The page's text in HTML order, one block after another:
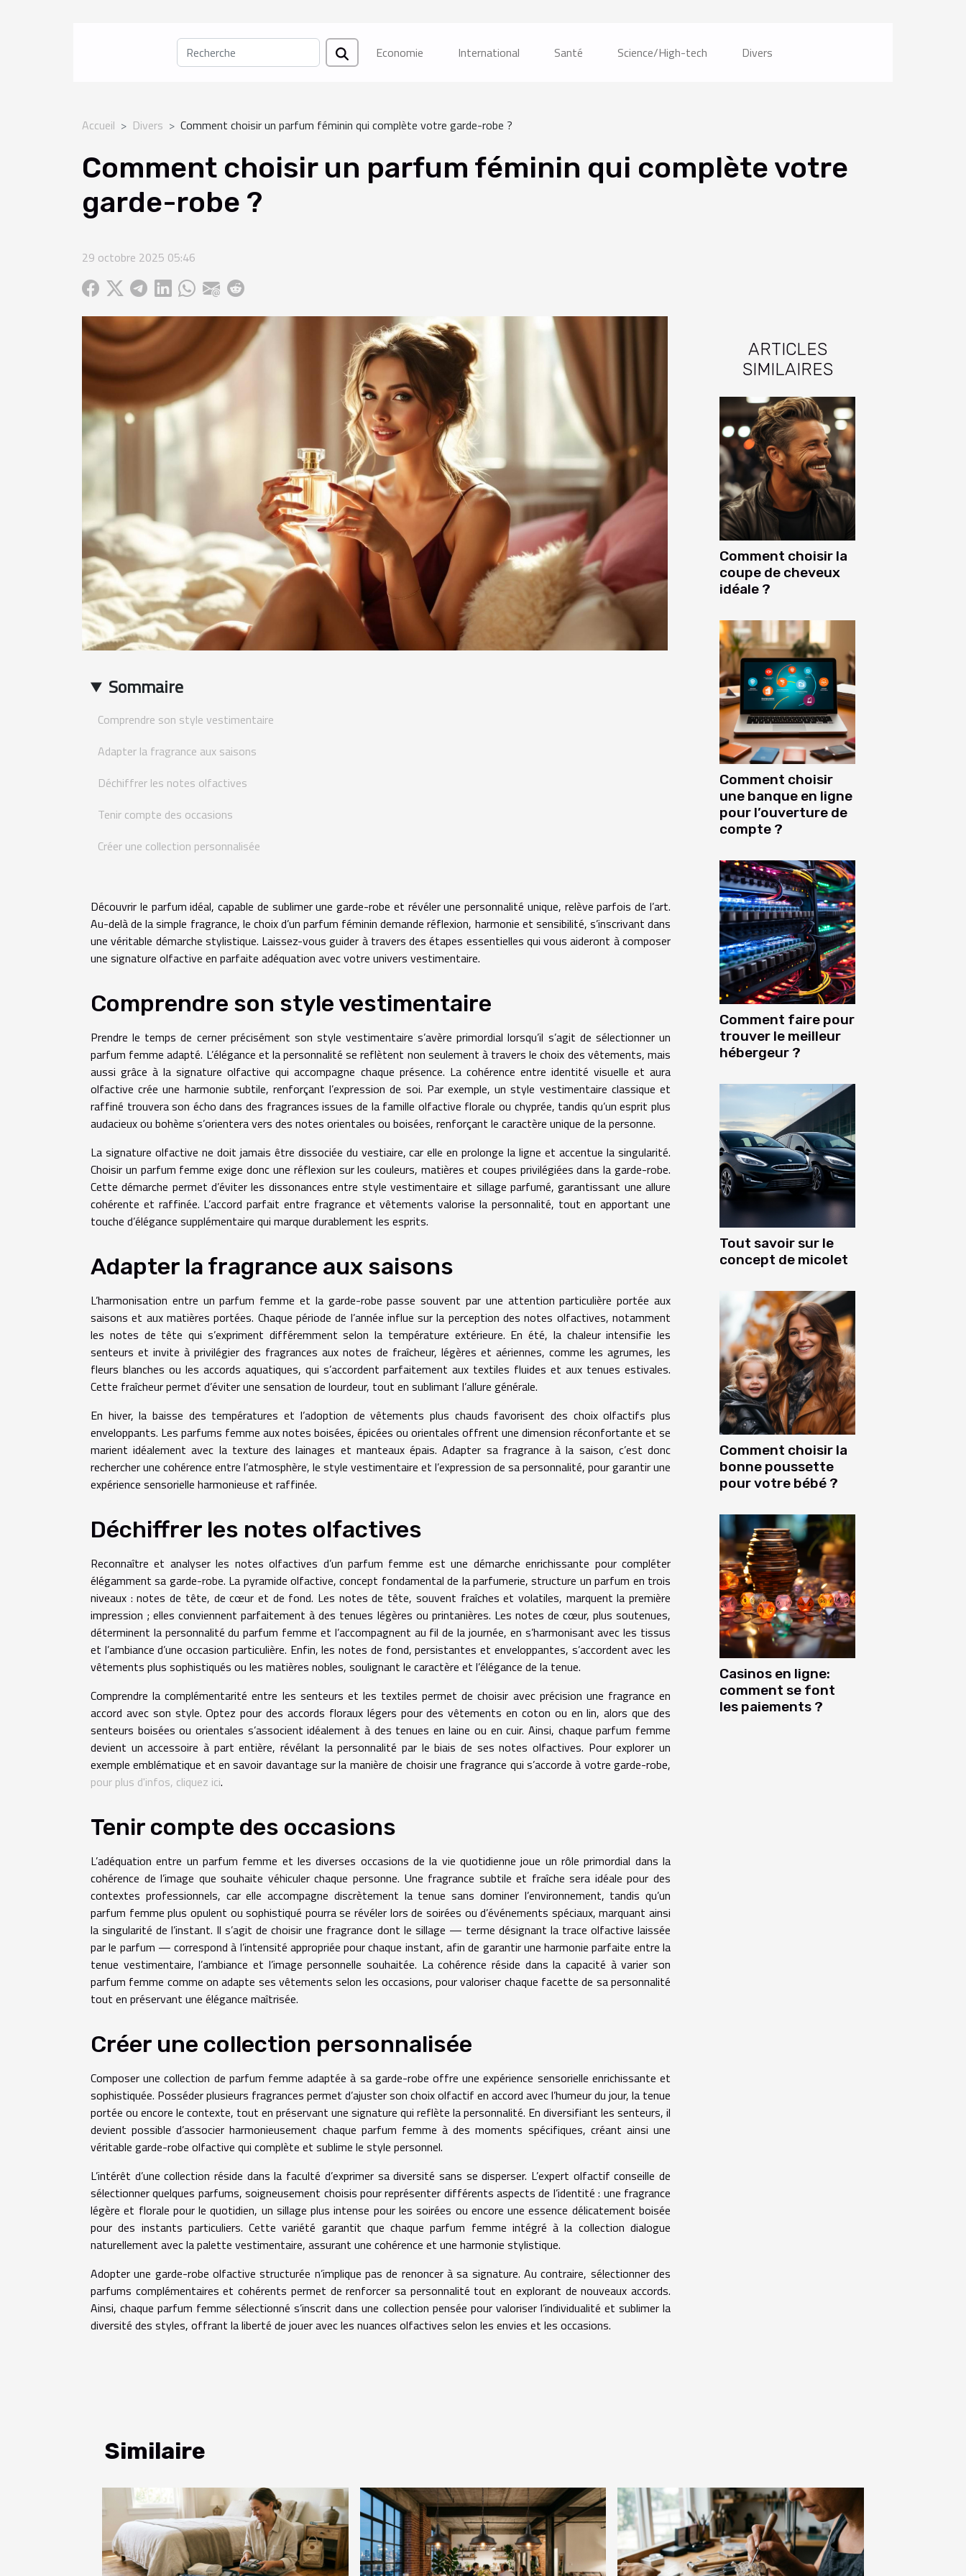
Economie International Santé Science/High-tech Divers
Accueil Divers Comment choisir un parfum féminin qui complète votre garde-robe ?
Comment choisir un parfum féminin qui complète votre
garde-robe ?
29 octobre 2025 05:46
Sommaire
Comprendre son style vestimentaire
Adapter la fragrance aux saisons
Déchiffrer les notes olfactives
Tenir compte des occasions
Créer une collection personnalisée
Découvrir le parfum idéal, capable de sublimer une garde-robe et révéler une personnalité unique, relève parfois de l’art.
Au-delà de la simple fragrance, le choix d’un parfum féminin demande réflexion, harmonie et sensibilité, s’inscrivant dans
une véritable démarche stylistique. Laissez-vous guider à travers des étapes essentielles qui vous aideront à composer
une signature olfactive en parfaite adéquation avec votre univers vestimentaire.
Comprendre son style vestimentaire
Prendre le temps de cerner précisément son style vestimentaire s’avère primordial lorsqu’il s’agit de sélectionner un
parfum femme adapté. L’élégance et la personnalité se reflètent non seulement à travers le choix des vêtements, mais
aussi grâce à la signature olfactive qui accompagne chaque présence. La cohérence entre identité visuelle et aura
olfactive crée une harmonie subtile, renforçant l’expression de soi. Par exemple, un style vestimentaire classique et
raffiné trouvera son écho dans des fragrances issues de la famille olfactive florale ou chyprée, tandis qu’un esprit plus
audacieux ou bohème s’orientera vers des notes orientales ou boisées, renforçant le caractère unique de la personne.
La signature olfactive ne doit jamais être dissociée du vestiaire, car elle en prolonge la ligne et accentue la singularité.
Choisir un parfum femme exige donc une réflexion sur les couleurs, matières et coupes privilégiées dans la garde-robe.
Cette démarche permet d’éviter les dissonances entre style vestimentaire et sillage parfumé, garantissant une allure
cohérente et raffinée. L’accord parfait entre fragrance et vêtements valorise la personnalité, tout en apportant une
touche d’élégance supplémentaire qui marque durablement les esprits.
Adapter la fragrance aux saisons
L’harmonisation entre un parfum femme et la garde-robe passe souvent par une attention particulière portée aux
saisons et aux matières portées. Chaque période de l’année influe sur la perception des notes olfactives, notamment
les notes de tête qui s’expriment différemment selon la température extérieure. En été, la chaleur intensifie les
senteurs et invite à privilégier des fragrances aux notes de fraîcheur, légères et aériennes, comme les agrumes, les
fleurs blanches ou les accords aquatiques, qui s’accordent parfaitement aux textiles fluides et aux tenues estivales.
Cette fraîcheur permet d’éviter une sensation de lourdeur, tout en sublimant l’allure générale.
En hiver, la baisse des températures et l’adoption de vêtements plus chauds favorisent des choix olfactifs plus
enveloppants. Les parfums femme aux notes boisées, épicées ou orientales offrent une dimension réconfortante et se
marient idéalement avec la texture des lainages et manteaux épais. Adapter sa fragrance à la saison, c’est donc
rechercher une cohérence entre l’atmosphère, le style vestimentaire et l’expression de sa personnalité, pour garantir une
expérience sensorielle harmonieuse et raffinée.
Déchiffrer les notes olfactives
Reconnaître et analyser les notes olfactives d’un parfum femme est une démarche enrichissante pour compléter
élégamment sa garde-robe. La pyramide olfactive, concept fondamental de la parfumerie, structure un parfum en trois
niveaux : notes de tête, de cœur et de fond. Les notes de tête, souvent fraîches et volatiles, marquent la première
impression ; elles conviennent parfaitement à des tenues légères ou printanières. Les notes de cœur, plus soutenues,
déterminent la personnalité du parfum femme et l’accompagnent au fil de la journée, en s’harmonisant avec les tissus
et l’ambiance d’une occasion particulière. Enfin, les notes de fond, persistantes et enveloppantes, s’accordent avec les
vêtements plus sophistiqués ou les matières nobles, soulignant le caractère et l’élégance de la tenue.
Comprendre la complémentarité entre les senteurs et les textiles permet de choisir avec précision une fragrance en
accord avec son style. Optez pour des accords floraux légers pour des vêtements en coton ou en lin, alors que des
senteurs boisées ou orientales s’associent idéalement à des tenues en laine ou en cuir. Ainsi, chaque parfum femme
devient un accessoire à part entière, révélant la personnalité par le biais de ses notes olfactives. Pour explorer un
exemple emblématique et en savoir davantage sur la manière de choisir une fragrance qui s’accorde à votre garde-robe,
pour plus d'infos, cliquez ici.
Tenir compte des occasions
L’adéquation entre un parfum femme et les diverses occasions de la vie quotidienne joue un rôle primordial dans la
cohérence de l’image que souhaite véhiculer chaque personne. Une fragrance subtile et fraîche sera idéale pour des
contextes professionnels, car elle accompagne discrètement la tenue sans dominer l’environnement, tandis qu’un
parfum femme plus opulent ou sophistiqué pourra se révéler lors de soirées ou d’événements spéciaux, marquant ainsi
la singularité de l’instant. Il s’agit de choisir une fragrance dont le sillage — terme désignant la trace olfactive laissée
par le parfum — correspond à l’intensité appropriée pour chaque instant, afin de garantir une harmonie parfaite entre la
tenue vestimentaire, l’ambiance et l’image personnelle souhaitée. La cohérence réside dans la capacité à varier son
parfum femme comme on adapte ses vêtements selon les occasions, pour valoriser chaque facette de sa personnalité
tout en préservant une élégance maîtrisée.
Créer une collection personnalisée
Composer une collection de parfum femme adaptée à sa garde-robe offre une expérience sensorielle enrichissante et
sophistiquée. Posséder plusieurs fragrances permet d’ajuster son choix olfactif en accord avec l’humeur du jour, la tenue
portée ou encore le contexte, tout en préservant une signature qui reflète la personnalité. En diversifiant les senteurs, il
devient possible d’associer harmonieusement chaque parfum femme à des moments spécifiques, créant ainsi une
véritable garde-robe olfactive qui complète et sublime le style personnel.
L’intérêt d’une collection réside dans la faculté d’exprimer sa diversité sans se disperser. L’expert olfactif conseille de
sélectionner quelques parfums, soigneusement choisis pour représenter différents aspects de l’identité : une fragrance
légère et florale pour le quotidien, un sillage plus intense pour les soirées ou encore une essence délicatement boisée
pour des instants particuliers. Cette variété garantit que chaque parfum femme intégré à la collection dialogue
naturellement avec la palette vestimentaire, assurant une cohérence et une harmonie stylistique.
Adopter une garde-robe olfactive structurée n’implique pas de renoncer à sa signature. Au contraire, sélectionner des
parfums complémentaires et cohérents permet de renforcer sa personnalité tout en explorant de nouveaux accords.
Ainsi, chaque parfum femme sélectionné s’inscrit dans une collection pensée pour valoriser l’individualité et sublimer la
diversité des styles, offrant la liberté de jouer avec les nuances olfactives selon les envies et les occasions.
ARTICLES
SIMILAIRES
Comment choisir la
coupe de cheveux
idéale ?
Comment choisir
une banque en ligne
pour l’ouverture de
compte ?
Comment faire pour
trouver le meilleur
hébergeur ?
Tout savoir sur le
concept de micolet
Comment choisir la
bonne poussette
pour votre bébé ?
Casinos en ligne:
comment se font
les paiements ?
Similaire